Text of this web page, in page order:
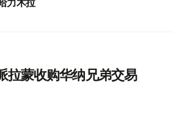
力木拉
拉蒙收购华纳兄弟交易